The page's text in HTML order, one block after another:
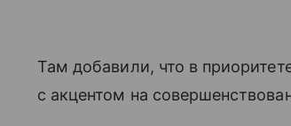
Там добавили, что в
с акцентом на